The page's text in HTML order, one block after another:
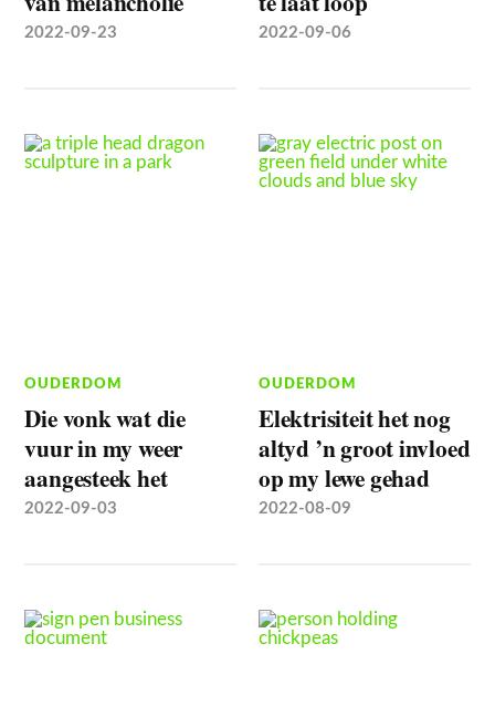
2022-09-23 2022-09-06
OUDERDOM
Die vonk wat die
vuur in my weer
aangesteek het
2022-09-03
OUDERDOM
Elektrisiteit het nog
altyd ’n groot invloed
op my lewe gehad
2022-08-09